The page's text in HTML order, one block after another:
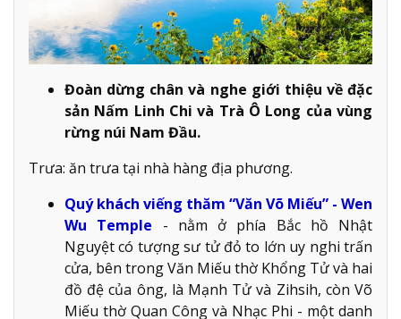
Đoàn dừng chân và nghe giới thiệu về đặc
sản Nấm Linh Chi và Trà Ô Long của vùng
rừng núi Nam Đầu.
Trưa: ăn trưa tại nhà hàng địa phương.
Quý khách viếng thăm “Văn Võ Miếu” - Wen
Wu Temple - nằm ở phía Bắc hồ Nhật
Nguyệt có tượng sư tử đỏ to lớn uy nghi trấn
cửa, bên trong Văn Miếu thờ Khổng Tử và hai
đồ đệ của ông, là Mạnh Tử và Zihsih, còn Võ
Miếu thờ Quan Công và Nhạc Phi - một danh